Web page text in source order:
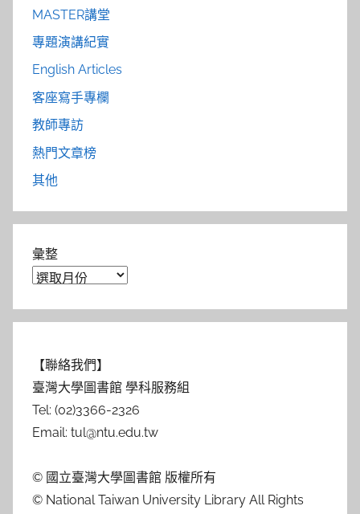
MASTER講堂
專題演講紀實
English Articles
客座寫手專欄
教師專訪
熱門文章榜
其他
彙整
【聯絡我們】
臺灣大學圖書館 學科服務組
Tel: (02)3366-2326
Email: tul@ntu.edu.tw
© 國立臺灣大學圖書館 版權所有
© National Taiwan University Library All Rights